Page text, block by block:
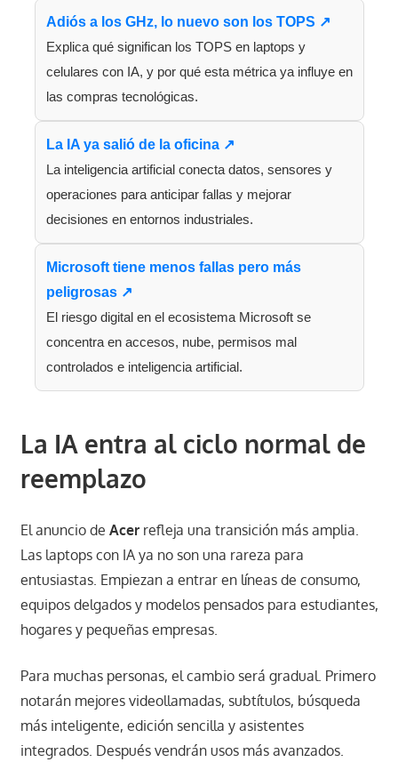
Adiós a los GHz, lo nuevo son los TOPS ↗
Explica qué significan los TOPS en laptops y
celulares con IA, y por qué esta métrica ya influye en
las compras tecnológicas.
La IA ya salió de la oficina ↗
La inteligencia artificial conecta datos, sensores y
operaciones para anticipar fallas y mejorar
decisiones en entornos industriales.
Microsoft tiene menos fallas pero más
peligrosas ↗
El riesgo digital en el ecosistema Microsoft se
concentra en accesos, nube, permisos mal
controlados e inteligencia artificial.
La IA entra al ciclo normal de
reemplazo
El anuncio de Acerrefleja una transición más amplia.
Las laptops con IA ya no son una rareza para
entusiastas. Empiezan a entrar en líneas de consumo,
equipos delgados y modelos pensados para estudiantes,
hogares y pequeñas empresas.
Para muchas personas, el cambio será gradual. Primero
notarán mejores videollamadas, subtítulos, búsqueda
más inteligente, edición sencilla y asistentes
integrados. Después vendrán usos más avanzados.